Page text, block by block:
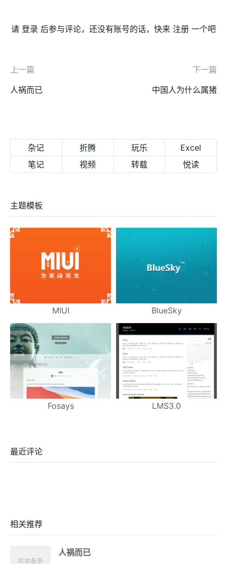
请 登录 后参与评论，还没有账号的话，快来 注册 一个吧
上一篇
人祸而已
下一篇
中国人为什么属猪
杂记 折腾 玩乐
Excel
笔记
视频 转载 悦读
主题模板
MIUI BlueSky
Fosays LMS3.0
最近评论
相关推荐
人祸而已